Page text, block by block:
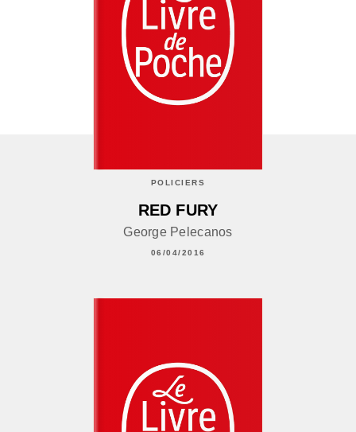
POLICIERS
RED FURY
George Pelecanos
06/04/2016